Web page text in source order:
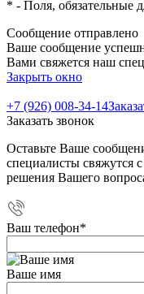
* - Поля, обязательные
Сообщение отправлено
Ваше сообщение
Вами свяжется наш
Закрыть окно
+7 (926) 008-34-14
Заказать звонок
Оставьте Ваше
специалисты свяжутся
решения Вашего
Ваш телефон*
Ваше имя